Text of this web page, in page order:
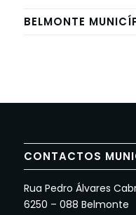
BELMONTE
CONTACTOS
Rua Pedro Álvares
6250 – 088 Belmonte